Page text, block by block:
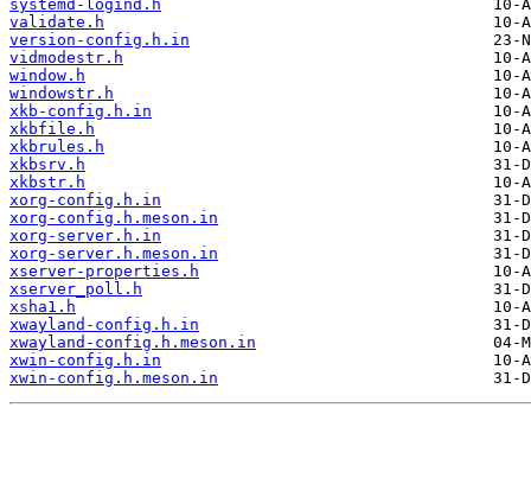
systemd-logind.h
validate.h
version-config.h.in
vidmodestr.h
window.h
windowstr.h
xkb-config.h.in
xkbfile.h
xkbrules.h
xkbsrv.h
xkbstr.h
xorg-config.h.in
xorg-config.h.meson.in
xorg-server.h.in
xorg-server.h.meson.in
xserver-properties.h
xserver_poll.h
xsha1.h
xwayland-config.h.in
xwayland-config.h.meson.in
xwin-config.h.in
xwin-config.h.meson.in